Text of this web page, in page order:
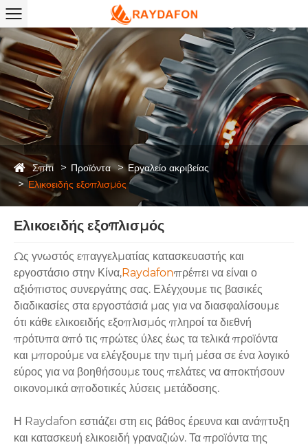
Σπίτι Προϊόντα
Εργαλείο ακριβείας
Ελικοειδής εξοπλισμός
Ελικοειδής εξοπλισμός
Ως γνωστός επαγγελματίας κατασκευαστής και
εργοστάσιο στην Κίνα,Raydafonπρέπει να είναι ο
αξιόπιστος συνεργάτης σας. Ελέγχουμε τις βασικές
διαδικασίες στα εργοστάσιά μας για να διασφαλίσουμε
ότι κάθε ελικοειδής εξοπλισμός πληροί τα διεθνή
πρότυπα από τις πρώτες ύλες έως τα τελικά προϊόντα
και μπορούμε να ελέγξουμε την τιμή μέσα σε ένα λογικό
εύρος για να βοηθήσουμε τους πελάτες να αποκτήσουν
οικονομικά αποδοτικές λύσεις μετάδοσης.
Η Raydafon εστιάζει στη εις βάθος έρευνα και ανάπτυξη
και κατασκευή ελικοειδή γραναζιών. Τα προϊόντα της